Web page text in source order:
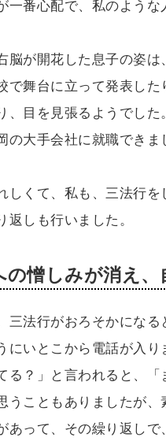
一番心配で、私のような
脳が開花した息子の姿
で舞台に立って発表し
、目を見張るようでした
の大手会社に就職できま
しくて、私も、三法行
返しも行いました。
憎しみが消え、
三法行がおろそかになる
にいとこから電話が入り
る？」と言われると、「
こともありましたが、
あって、その繰り返しで